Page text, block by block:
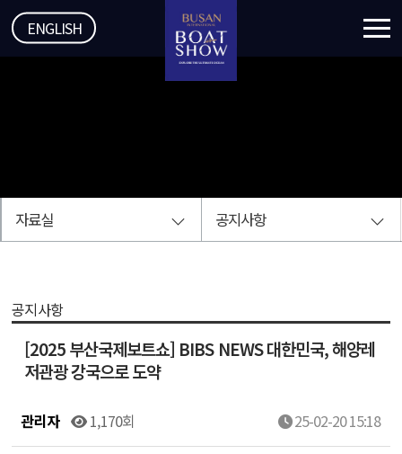
ENGLISH
자료실 공지사항
공지사항
[2025 부산국제보트쇼] BIBS NEWS 대한민국, 해양레
저관광 강국으로 도약
관리자 1,170회 25-02-20 15:18